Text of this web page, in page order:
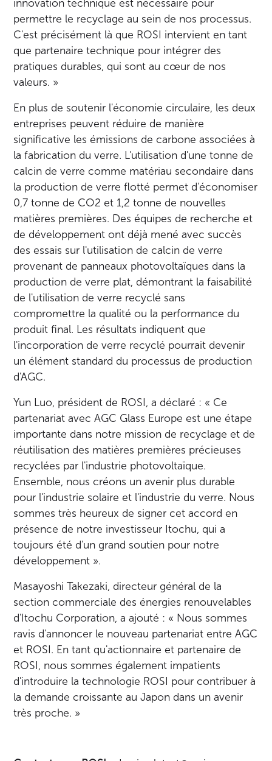
innovation technique est nécessaire pour
permettre le recyclage au sein de nos processus.
C'est précisément là que ROSI intervient en tant
que partenaire technique pour intégrer des
pratiques durables, qui sont au cœur de nos
valeurs. »
En plus de soutenir l'économie circulaire, les deux
entreprises peuvent réduire de manière
significative les émissions de carbone associées à
la fabrication du verre. L'utilisation d'une tonne de
calcin de verre comme matériau secondaire dans
la production de verre flotté permet d'économiser
0,7 tonne de CO2 et 1,2 tonne de nouvelles
matières premières. Des équipes de recherche et
de développement ont déjà mené avec succès
des essais sur l'utilisation de calcin de verre
provenant de panneaux photovoltaïques dans la
production de verre plat, démontrant la faisabilité
de l'utilisation de verre recyclé sans
compromettre la qualité ou la performance du
produit final. Les résultats indiquent que
l'incorporation de verre recyclé pourrait devenir
un élément standard du processus de production
d'AGC.
Yun Luo, président de ROSI, a déclaré : « Ce
partenariat avec AGC Glass Europe est une étape
importante dans notre mission de recyclage et de
réutilisation des matières premières précieuses
recyclées par l'industrie photovoltaïque.
Ensemble, nous créons un avenir plus durable
pour l'industrie solaire et l'industrie du verre. Nous
sommes très heureux de signer cet accord en
présence de notre investisseur Itochu, qui a
toujours été d'un grand soutien pour notre
développement ».
Masayoshi Takezaki, directeur général de la
section commerciale des énergies renouvelables
d'Itochu Corporation, a ajouté : « Nous sommes
ravis d'annoncer le nouveau partenariat entre AGC
et ROSI. En tant qu'actionnaire et partenaire de
ROSI, nous sommes également impatients
d'introduire la technologie ROSI pour contribuer à
la demande croissante au Japon dans un avenir
très proche. »